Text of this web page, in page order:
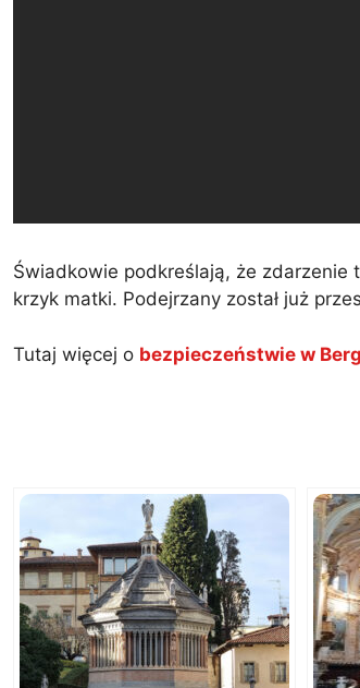
Świadkowie podkreślają, że zdarzenie
krzyk matki. Podejrzany został już
Tutaj więcej o bezpieczeństwie w